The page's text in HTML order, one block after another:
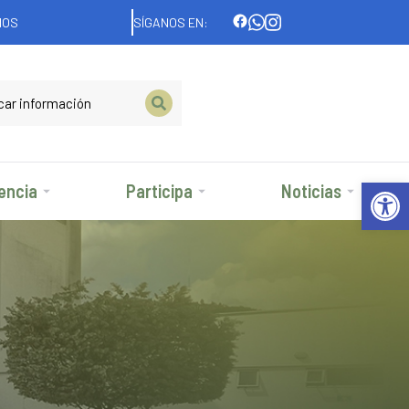
Abrir
SÍGANOS EN:
Participa Noticias